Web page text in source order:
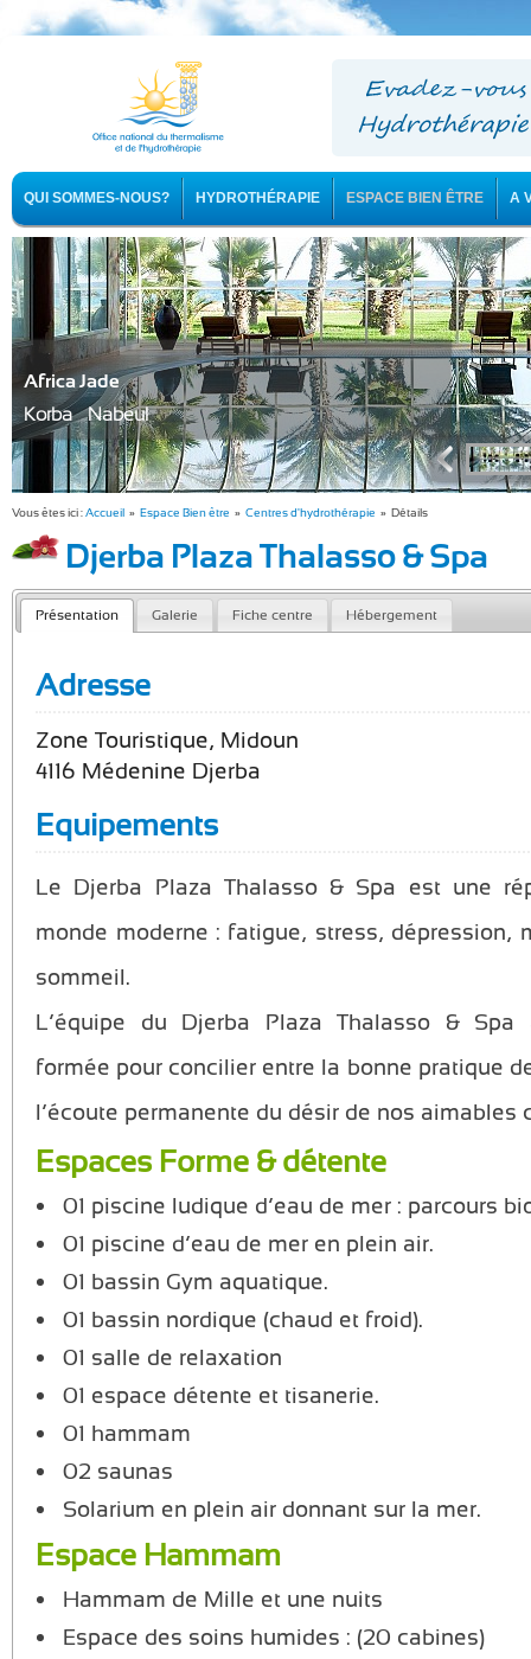
QUI SOMMES-NOUS? HYDROTHÉRAPIE ESPACE BIEN ÊTRE A
Africa Jade
Korba - Nabeul
Vous êtes ici :Accueil » Espace Bien être » Centres d'hydrothérapie » Détails
Djerba Plaza Thalasso & Spa
Présentation Galerie Fiche centre Hébergement
Adresse
Zone Touristique, Midoun
4116 Médenine Djerba
Equipements
Le Djerba Plaza Thalasso & Spa est une
monde moderne : fatigue, stress, dépression,
sommeil.
L’équipe du Djerba Plaza Thalasso &
formée pour concilier entre la bonne pratique
l’écoute permanente du désir de nos aimables
Espaces Forme & détente
01 piscine ludique d’eau de mer : parcours
01 piscine d’eau de mer en plein air.
01 bassin Gym aquatique.
01 bassin nordique (chaud et froid).
01 salle de relaxation
01 espace détente et tisanerie.
01 hammam
02 saunas
Solarium en plein air donnant sur la mer.
Espace Hammam
Hammam de Mille et une nuits
Espace des soins humides : (20 cabines)